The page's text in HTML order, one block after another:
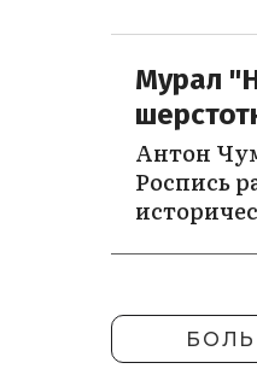
Мурал
Антон
Роспись